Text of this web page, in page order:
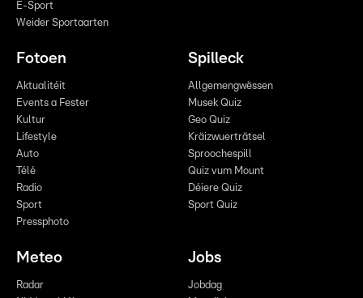
E-Sport
Weider Sportaarten
Fotoen
Aktualitéit
Events a Fester
Kultur
Lifestyle
Auto
Télé
Radio
Sport
Pressphoto
Spilleck
Allgemengwëssen
Musek Quiz
Geo Quiz
Kräizwuerträtsel
Sproochespill
Quiz vum Mount
Déiere Quiz
Sport Quiz
Meteo
Radar
Jobs
Jobdag